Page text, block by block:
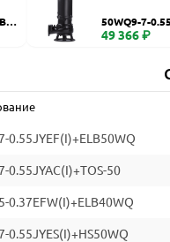
50WQ9-7-
0
49 366 ₽
0.55JYEF(I)+ELB50WQ
0.55JYAC(I)+TOS-50
0.37EFW(I)+ELB40WQ
0.55JYES(I)+HS50WQ